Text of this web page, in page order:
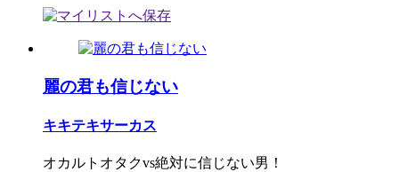
麗の君も信じない
キキテキサーカス
オカルトオタクvs絶対に信じない男！